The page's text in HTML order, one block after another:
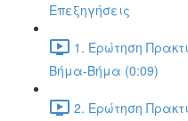
Επεξηγήσεις
1. Ερώτηση
Βήμα-Βήμα (0:09)
2. Ερώτηση